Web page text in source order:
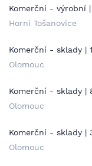
Komerční - výrobní |
Horní Tošanovice
Komerční - sklady |
Olomouc
Komerční - sklady |
Olomouc
Komerční - sklady |
Olomouc